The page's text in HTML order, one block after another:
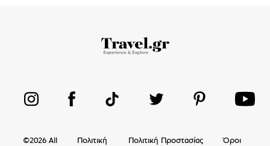
©2026 All
Πολιτική
Πολιτική Προστασίας
Όροι